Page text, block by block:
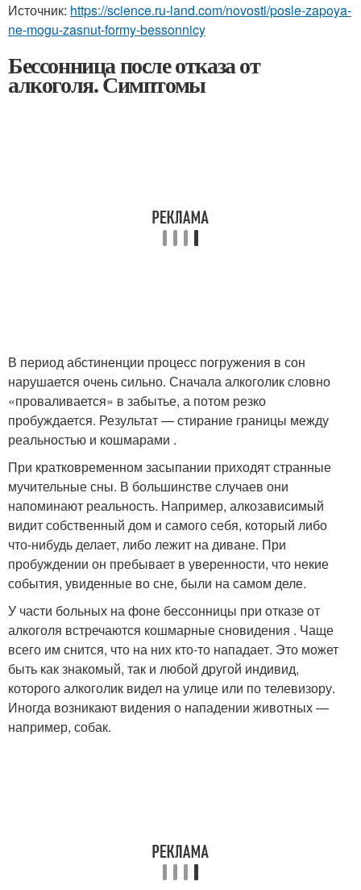
Источник: https://science.ru-land.com/novosti/posle-zapoya-
ne-mogu-zasnut-formy-bessonnicy
Бессонница после отказа от
алкоголя. Симптомы
В период абстиненции процесс погружения в сон
нарушается очень сильно. Сначала алкоголик словно
«проваливается» в забытье, а потом резко
пробуждается. Результат — стирание границы между
реальностью и кошмарами .
При кратковременном засыпании приходят странные
мучительные сны. В большинстве случаев они
напоминают реальность. Например, алкозависимый
видит собственный дом и самого себя, который либо
что-нибудь делает, либо лежит на диване. При
пробуждении он пребывает в уверенности, что некие
события, увиденные во сне, были на самом деле.
У части больных на фоне бессонницы при отказе от
алкоголя встречаются кошмарные сновидения . Чаще
всего им снится, что на них кто-то нападает. Это может
быть как знакомый, так и любой другой индивид,
которого алкоголик видел на улице или по телевизору.
Иногда возникают видения о нападении животных —
например, собак.